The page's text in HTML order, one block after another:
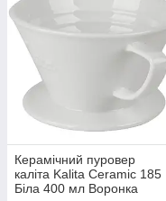
Керамічний пуровер
каліта Kalita Ceramic 185
Біла 400 мл Воронка